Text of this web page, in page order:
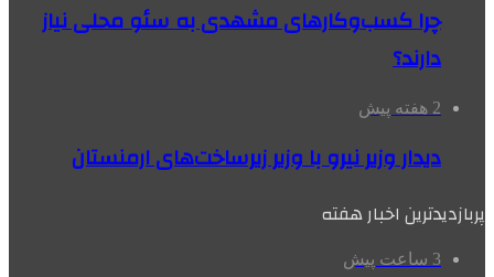
چرا کسب‌وکارهای مشهدی به سئو محلی نیاز
دارند؟
2 هفته پیش
دیدار وزیر نیرو با وزیر زیرساخت‌های ارمنستان
پربازدیدترین اخبار هفته
3 ساعت پیش